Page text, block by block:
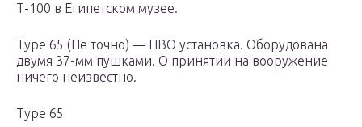
Т-100 в Египетском музее.
Type 65 (Не точно) — ПВО установка. Оборудована
двумя 37-мм пушками. О принятии на вооружение
ничего неизвестно.
Type 65